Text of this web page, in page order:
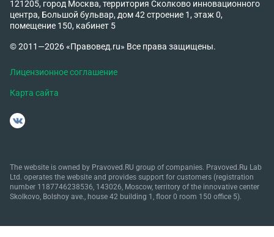
121205, город Москва, территория Сколково инновационного
центра, Большой бульвар, дом 42 строение 1, этаж 0,
помещение 150, кабинет 5
© 2011—2026 «Правовед.ru» Все права защищены.
Лицензионное соглашение
Карта сайта
The website is owned by Pravoved.RU group of companies. Pravoved.Ru Lab
Ltd. operates the website and provides support for customers (registration
number 1187746238536, 143026, Moscow, territory of the innovative center
Skolkovo, Bolshoy ave., house 42 building 1, floor 0 room 150 office 5).